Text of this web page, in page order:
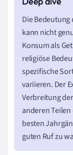
Die Bedeutung
kann nicht
Konsum als
religiöse
spezifische
variieren. Der
Verbreitung
anderen
besten
guten Ruf zu